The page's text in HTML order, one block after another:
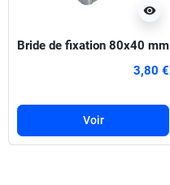
visibility
Bride de fixation 80x40 mm
3,80 €
Voir